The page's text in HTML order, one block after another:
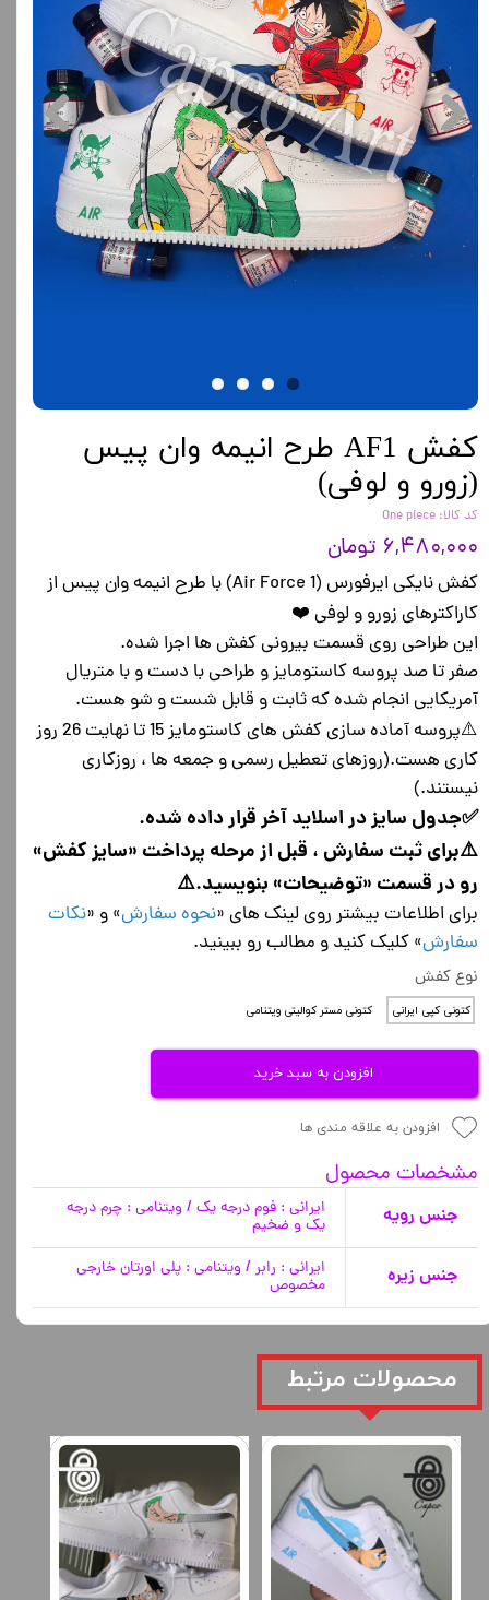
کفش AF1 طرح انیمه وان پیس
(زورو و لوفی)
کد کالا: One piece
۶,۴۸۰,۰۰۰ تومان
کفش نایکی ایرفورس (Air Force 1) با طرح انیمه وان پیس از
کاراکترهای زورو و لوفی ❤️
این طراحی روی قسمت بیرونی کفش ها اجرا شده.
صفر تا صد پروسه کاستومایز و طراحی با دست و با متریال
آمریکایی انجام شده که ثابت و قابل شست و شو هست.
⚠️پروسه آماده سازی کفش های کاستومایز 15 تا نهایت 26 روز
کاری هست.(روزهای تعطیل رسمی و جمعه ها ، روزکاری
نیستند.)
✅جدول سایز در اسلاید آخر قرار داده شده.
⚠️برای ثبت سفارش ، قبل از مرحله پرداخت «سایز کفش»
رو در قسمت «توضیحات» بنویسید.⚠️
برای اطلاعات بیشتر روی لینک های «نحوه سفارش» و «نکات
سفارش» کلیک کنید و مطالب رو ببینید.
نوع کفش
کتونی کپی ایرانی کتونی مستر کوالیتی ویتنامی
افزودن به سبد خرید
افزودن به علاقه مندی ها
مشخصات محصول
جنس رویه ایرانی : فوم درجه یک / ویتنامی : چرم درجه
یک و ضخیم
جنس زیره ایرانی : رابر / ویتنامی : پلی اورتان خارجی
مخصوص
​محصولات مرتبط